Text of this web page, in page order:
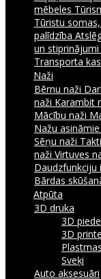
mēbeles
Tūristu
palīdzība
un stiprinājumi
Transporta
Naži
Bērnu naži
naži Karambit
Mācību naži
Nažu asināmie
Sēņu naži
naži Virtuves
Daudzfunkciju
Bārdas
Atpūta
3D druka
3D
3D
Sveķi
Auto aksesuāri